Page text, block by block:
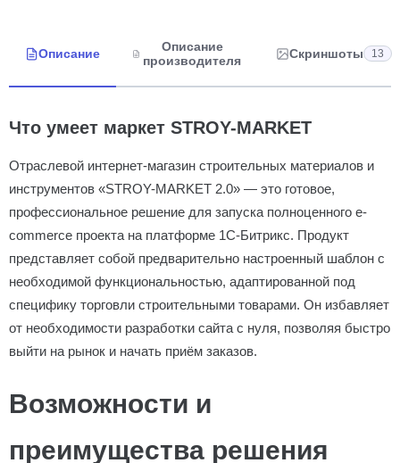
Описание
Описание
производителя
Скриншоты 13
Что умеет маркет STROY-MARKET
Отраслевой интернет-магазин строительных материалов и
инструментов «STROY-MARKET 2.0» — это готовое,
профессиональное решение для запуска полноценного e-
commerce проекта на платформе 1С-Битрикс. Продукт
представляет собой предварительно настроенный шаблон с
необходимой функциональностью, адаптированной под
специфику торговли строительными товарами. Он избавляет
от необходимости разработки сайта с нуля, позволяя быстро
выйти на рынок и начать приём заказов.
Возможности и
преимущества решения